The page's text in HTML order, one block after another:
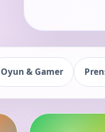
Oyun & Gamer